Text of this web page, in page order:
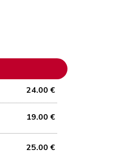
24.00 €
19.00 €
25.00 €